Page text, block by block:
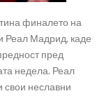
финалето на
Реал Мадрид, каде
пред
недела. Реал
свои неславни